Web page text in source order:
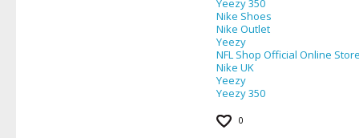
Yeezy 350
Nike Shoes
Nike Outlet
Yeezy
NFL Shop Official Online
Nike UK
Yeezy
Yeezy 350
0